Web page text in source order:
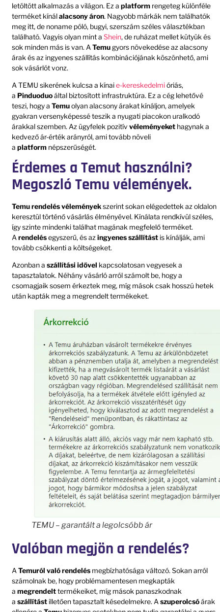
letöltött alkalmazás a világon. Ez a platform rengeteg különféle
terméket kínálalacsony áron. Nagyobb márkák nem találhatók
meg itt, de noname póló, bugyi, szerszám széles választékban
található. Vagyis olyan mint a Shein, de ruházat mellet kütyük és
sok minden más is van. ATemu gyors növekedése az alacsony
árak és az ingyenes szállítás kombinációjának köszönhető, ami
sok vásárlót vonz.
A TEMU sikerének kulcsa a kínaie-kereskedelmióriás,
a Pinduoduoáltal biztosított infrastruktúra. Ez a cég lehetővé
teszi, hogy a Temuolyan alacsony árakat kínáljon, amelyek
gyakran versenyképessé teszik a nyugati piacokon uralkodó
árakkal szemben. Az ügyfelek pozitív véleményeket hagynak a
kedvező ár-érték arányról, ami tovább növeli
a platform népszerűségét.
Érdemes a Temut használni?
Megoszló Temu vélemények.
Temu rendelés véleményekszerint sokan elégedettek az oldalon
keresztül történő vásárlás élményével. Kínálata rendkívül széles,
így szinte mindenki találhat magának megfelelő terméket.
Arendelésegyszerű, és az ingyenes szállítást is kínálják, ami
tovább csökkenti a költségeket.
Azonban a szállítási idővel kapcsolatosan vegyesek a
tapasztalatok. Néhány vásárló arról számolt be, hogy a
csomagjaik sosem érkeztek meg, míg mások csak hosszú hetek
után kapták meg a megrendelt termékeket.
TEMU – garantált a legolcsóbb ár
Valóban megjön a rendelés?
ATemuról valórendelés megbízhatósága változó. Sokan arról
számolnak be, hogy problémamentesen megkapták
a megrendelttermékeiket, míg mások panaszkodnak
a szállítást illetően tapasztalt késedelmekre. Aszuperolcsóárak